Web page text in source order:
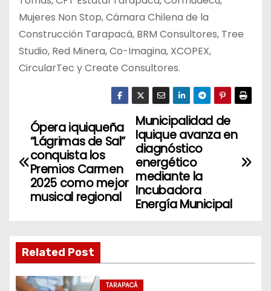
Mujeres Non Stop, Cámara Chilena de la
Construcción Tarapacá, BRM Consultores, Tree
Studio, Red Minera, Co-Imagina, XCOPEX,
CircularTec y Create Consultores.
N
a
c
Municipalidad de
Iquique avanza en
diagnóstico
energético
mediante la
Incubadora
Energía Municipal
Ópera iquiqueña
“Lágrimas de Sal”
conquista los
Premios Carmen
2025 como mejor
musical regional
Related Post
TARAPACÁ